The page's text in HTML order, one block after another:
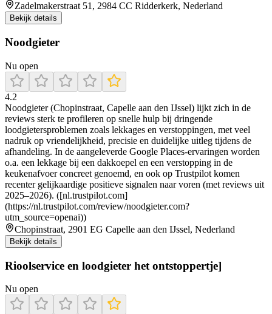
Zadelmakerstraat 51, 2984 CC Ridderkerk, Nederland
Bekijk details
Noodgieter
Nu open
4.2
Noodgieter (Chopinstraat, Capelle aan den IJssel) lijkt zich in de
reviews sterk te profileren op snelle hulp bij dringende
loodgietersproblemen zoals lekkages en verstoppingen, met veel
nadruk op vriendelijkheid, precisie en duidelijke uitleg tijdens de
afhandeling. In de aangeleverde Google Places-ervaringen worden
o.a. een lekkage bij een dakkoepel en een verstopping in de
keukenafvoer concreet genoemd, en ook op Trustpilot komen
recenter gelijkaardige positieve signalen naar voren (met reviews uit
2025–2026). ([nl.trustpilot.com]
(https://nl.trustpilot.com/review/noodgieter.com?
utm_source=openai))
Chopinstraat, 2901 EG Capelle aan den IJssel, Nederland
Bekijk details
Rioolservice en loodgieter het ontstoppertje]
Nu open